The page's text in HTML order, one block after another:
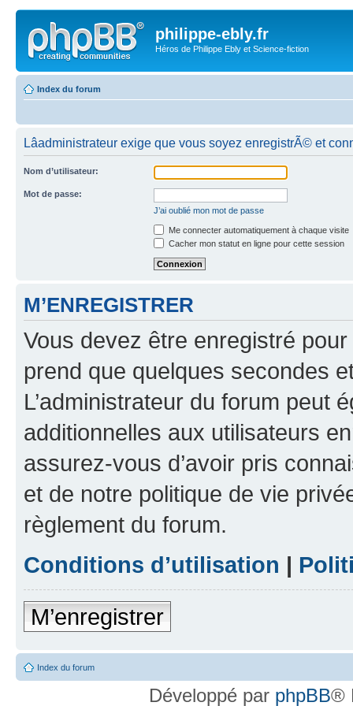
philippe-ebly.fr
Héros de Philippe Ebly et Science-fiction
Index du forum
Lâadministrateur exige que vous soyez enregistrÃ© et
Nom d’utilisateur:
Mot de passe:
J’ai oublié mon mot de passe
Me connecter automatiquement à chaque visite
Cacher mon statut en ligne pour cette session
M’ENREGISTRER
Vous devez être enregistré
prend que quelques secondes
L’administrateur du forum peut
additionnelles aux utilisateurs
assurez-vous d’avoir pris
et de notre politique de vie
règlement du forum.
Conditions d’utilisation |
M’enregistrer
Index du forum
Développé par phpBB®